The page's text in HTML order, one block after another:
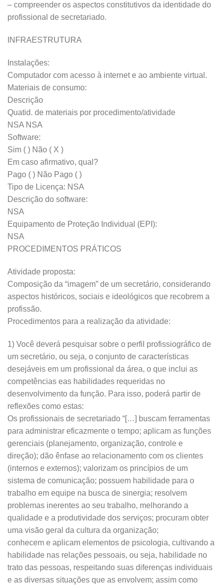
– compreender os aspectos constitutivos da identidade do
profissional de secretariado.
INFRAESTRUTURA
Instalações:
Computador com acesso à internet e ao ambiente virtual.
Materiais de consumo:
Descrição
Quatid. de materiais por procedimento/atividade
NSA NSA
Software:
Sim ( ) Não ( X )
Em caso afirmativo, qual?
Pago ( ) Não Pago ( )
Tipo de Licença: NSA
Descrição do software:
NSA
Equipamento de Proteção Individual (EPI):
NSA
PROCEDIMENTOS PRÁTICOS
Atividade proposta:
Composição da “imagem” de um secretário, considerando
aspectos históricos, sociais e ideológicos que recobrem a
profissão.
Procedimentos para a realização da atividade:
1) Você deverá pesquisar sobre o perfil profissiográfico de
um secretário, ou seja, o conjunto de características
desejáveis em um profissional da área, o que inclui as
competências eas habilidades requeridas no
desenvolvimento da função. Para isso, poderá partir de
reflexões como estas:
Os profissionais de secretariado “[…] buscam ferramentas
para administrar eficazmente o tempo; aplicam as funções
gerenciais (planejamento, organização, controle e
direção); dão ênfase ao relacionamento com os clientes
(internos e externos); valorizam os princípios de um
sistema de comunicação; possuem habilidade para o
trabalho em equipe na busca de sinergia; resolvem
problemas inerentes ao seu trabalho, melhorando a
qualidade e a produtividade dos serviços; procuram obter
uma visão geral da cultura da organização;
conhecem e aplicam elementos de psicologia, cultivando a
habilidade nas relações pessoais, ou seja, habilidade no
trato das pessoas, respeitando suas diferenças individuais
e as diversas situações que as envolvem; assim como